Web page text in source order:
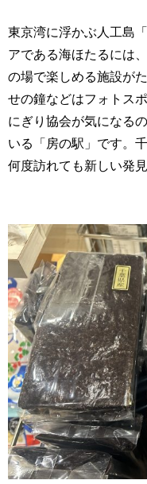
東京湾に浮かぶ人工島
アである海ほたるには
の場で楽しめる施設が
せの鐘などはフォトス
にぎり協会が気になる
いる「房の駅」です。
何度訪れても新しい発見